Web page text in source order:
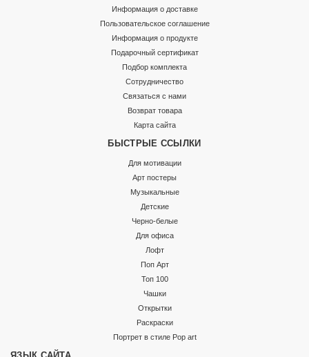
Информация о доставке
Пользовательское соглашение
Информация о продукте
Подарочный сертификат
Подбор комплекта
Сотрудничество
Связаться с нами
Возврат товара
Карта сайта
БЫСТРЫЕ ССЫЛКИ
Для мотивации
Арт постеры
Музыкальные
Детские
Черно-белые
Для офиса
Лофт
Поп Арт
Топ 100
Чашки
Открытки
Раскраски
Портрет в стиле Pop art